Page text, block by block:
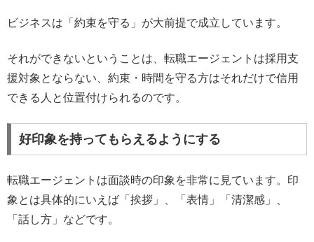
ビジネスは「約束を守る」が大前提で成立しています。
それができないということは、転職エージェントは採用支
援対象とならない、約束・時間を守る方はそれだけで信用
できる人と位置付けられるのです。
好印象を持ってもらえるようにする
転職エージェントは面談時の印象を非常に見ています。印
象とは具体的にいえば「挨拶」、「表情」「清潔感」、
「話し方」などです。